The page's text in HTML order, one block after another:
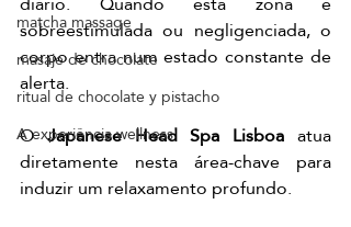
matcha massage
masaje de chocolate
ritual de chocolate y pistacho
A experiência wellness
sobreestimulada ou negligenciada, o
corpo entra num estado constante de
alerta.
O Japanese Head Spa Lisboa atua
diretamente nesta área-chave para
induzir um relaxamento profundo.